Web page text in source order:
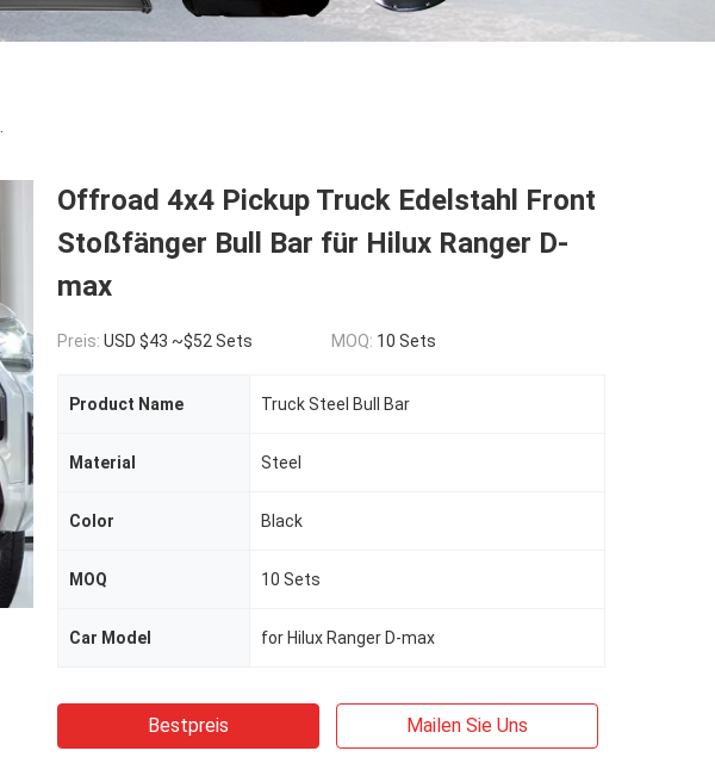
Offroad 4x4 Pickup Truck Edelstahl Front
Stoßfänger Bull Bar für Hilux Ranger D-
max
Preis: USD $43 ~$52 Sets MOQ: 10 Sets
Product Name Truck Steel Bull Bar
Material Steel
Color Black
MOQ 10 Sets
Car Model for Hilux Ranger D-max
Bestpreis Mailen Sie Uns